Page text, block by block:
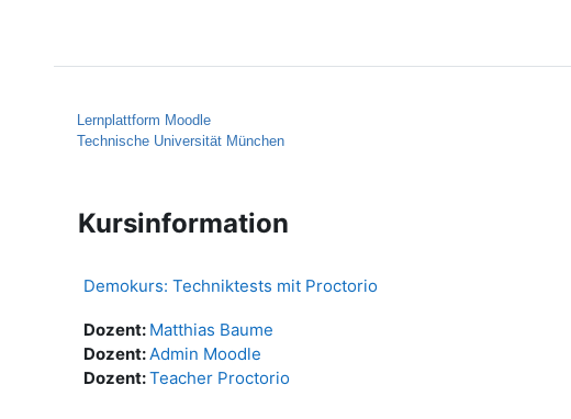
Lernplattform Moodle
Technische Universität München
Kursinformation
Demokurs: Techniktests mit Proctorio
Dozent: Matthias Baume
Dozent:Admin Moodle
Dozent:Teacher Proctorio